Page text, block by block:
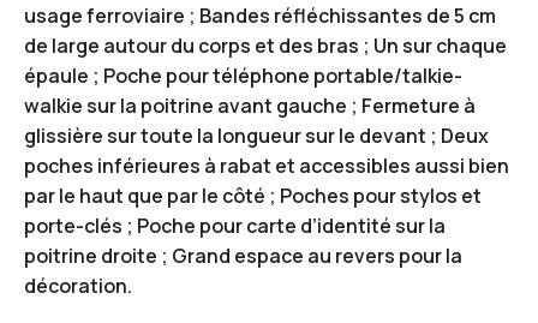
usage ferroviaire ; Bandes réfléchissantes de 5 cm
de large autour du corps et des bras ; Un sur chaque
épaule ; Poche pour téléphone portable/talkie-
walkie sur la poitrine avant gauche ; Fermeture à
glissière sur toute la longueur sur le devant ; Deux
poches inférieures à rabat et accessibles aussi bien
par le haut que par le côté ; Poches pour stylos et
porte-clés ; Poche pour carte d’identité sur la
poitrine droite ; Grand espace au revers pour la
décoration.